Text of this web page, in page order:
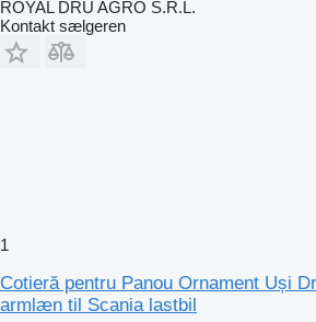
ROYAL DRU AGRO S.R.L.
Kontakt sælgeren
1
Cotieră pentru Panou Ornament Uși
armlæn til Scania lastbil